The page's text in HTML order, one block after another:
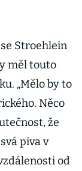
Stroehlein
měl touto
„Mělo by to
Něco
že
piva v
od